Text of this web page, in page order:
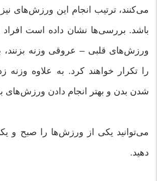
می‌کنند، ترتیب انجام این ورزش‌های
باشد. بررسی‌ها نشان داده است افراد
ورزش‌های قلبی – عروقی وزنه بزنند،
را تکرار خواهند کرد. به علاوه وزنه
شدن بدن و بهتر انجام دادن
می‌توانید یکی از ورزش‌ها را صبح و
دهید.